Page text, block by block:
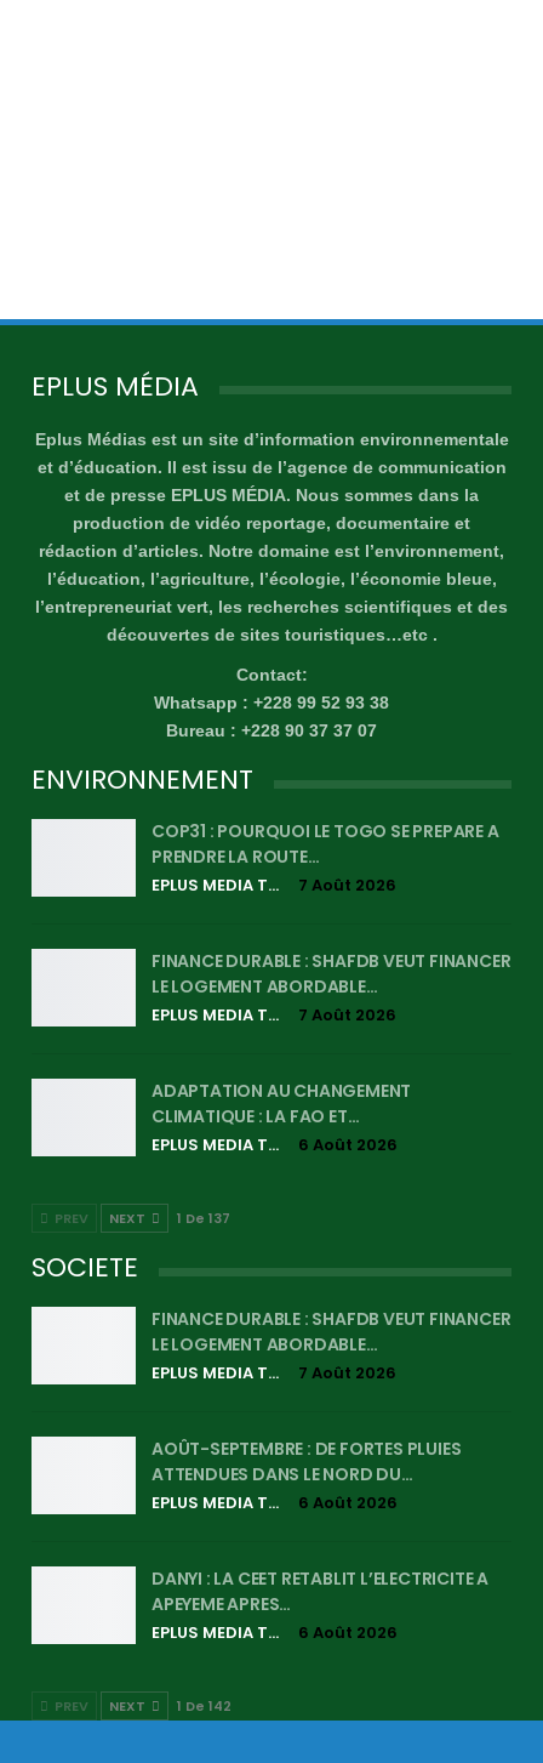
EPLUS MÉDIA
Eplus Médias est un site d’information environnementale
et d’éducation. Il est issu de l’agence de communication
et de presse EPLUS MÉDIA. Nous sommes dans la
production de vidéo reportage, documentaire et
rédaction d’articles. Notre domaine est l’environnement,
l’éducation, l’agriculture, l’écologie, l’économie bleue,
l’entrepreneuriat vert, les recherches scientifiques et des
découvertes de sites touristiques…etc .
Contact:
Whatsapp : +228 99 52 93 38
Bureau : +228 90 37 37 07
ENVIRONNEMENT
COP31 : POURQUOI LE TOGO SE PREPARE A
PRENDRE LA ROUTE…
EPLUS MEDIA TV 7 Août 2026
FINANCE DURABLE : SHAFDB VEUT FINANCER
LE LOGEMENT ABORDABLE…
EPLUS MEDIA TV 7 Août 2026
ADAPTATION AU CHANGEMENT
CLIMATIQUE : LA FAO ET…
EPLUS MEDIA TV 6 Août 2026
PREV NEXT 1 De 137
SOCIETE
FINANCE DURABLE : SHAFDB VEUT FINANCER
LE LOGEMENT ABORDABLE…
EPLUS MEDIA TV 7 Août 2026
AOÛT-SEPTEMBRE : DE FORTES PLUIES
ATTENDUES DANS LE NORD DU…
EPLUS MEDIA TV 6 Août 2026
DANYI : LA CEET RETABLIT L’ELECTRICITE A
APEYEME APRES…
EPLUS MEDIA TV 6 Août 2026
PREV NEXT 1 De 142